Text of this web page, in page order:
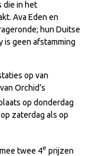
die in het
Ava Eden en
hun Duitse
is geen afstamming
op van
Orchid’s
op donderdag
zaterdag als op
twee 4e prijzen